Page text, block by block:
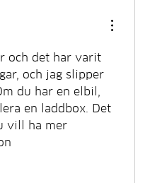
och det har varit
och jag slipper
du har en elbil,
en laddbox. Det
vill ha mer